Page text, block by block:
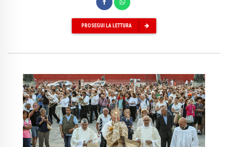
PROSEGUI LA LETTURA